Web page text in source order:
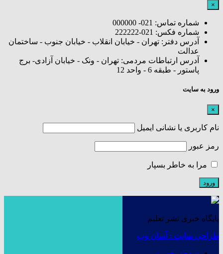
×
شماره تماس: 021- 000000
شماره فکس: 021-222222
آدرس دفتر: تهران - خیابان انقلاب - خیابان جنوب - ساختمان
عدالت
آدرس ارتباطات مردمی: تهران - ونک - خیابان آزادی- برج
پاستور - طبقه 6 - واحد 12
ورود به سایت
×
نام کاربری یا نشانی ایمیل
رمز عبور
مرا به خاطر بسپار
پایگاه خبری نشر تعلیم
طراحی سایت : آسان وب